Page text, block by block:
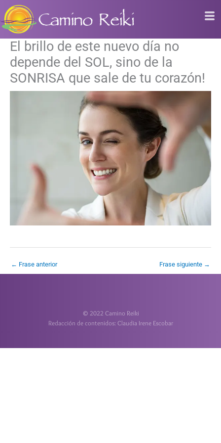
al
contenido
El brillo de este nuevo día no
depende del SOL, sino de la
SONRISA que sale de tu corazón!
← Frase anterior Frase siguiente →
© 2022 Camino Reiki
Redacción de contenidos: Claudia Irene Escobar